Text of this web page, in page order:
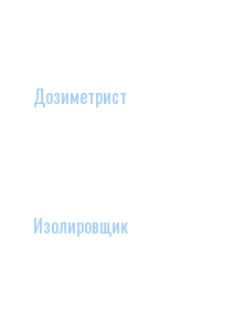
Дозиметрист
Изолировщик